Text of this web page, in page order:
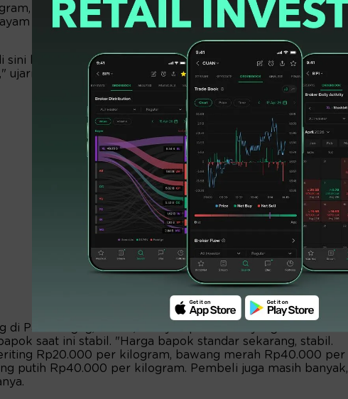
daging ayam ras Rp34.000 sampai Rp35.000 per
ras Rp28.000 sampai Rp29.000 per kilogram.
sini bagus, sangat bagus, bahkan di bawah rata-rata yang
ujarnya.
di Pasar Tagog, Faridil, menyampaikan hal yang sama.
saat ini stabil. "Harga bapok standar sekarang, stabil.
Rp20.000 per kilogram, bawang merah Rp40.000 per
putih Rp40.000 per kilogram. Pembeli juga masih banyak,